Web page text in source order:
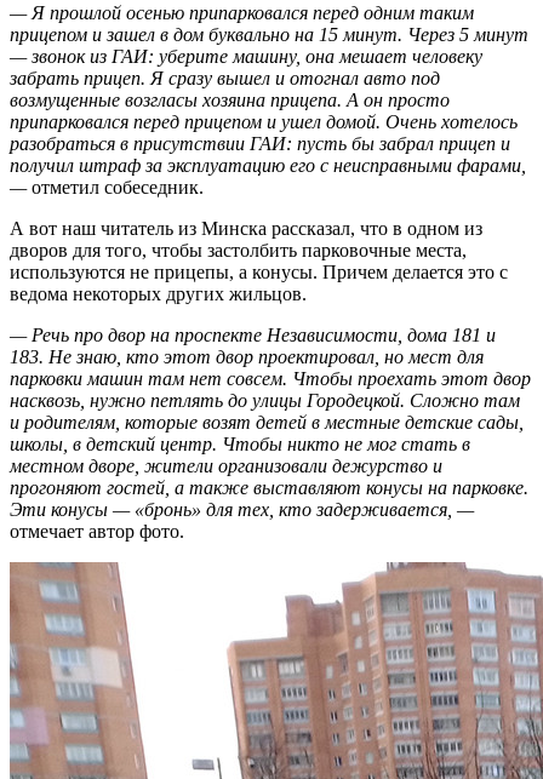
— Я прошлой осенью припарковался перед одним таким
прицепом и зашел в дом буквально на 15 минут. Через 5 минут
— звонок из ГАИ: уберите машину, она мешает человеку
забрать прицеп. Я сразу вышел и отогнал авто под
возмущенные возгласы хозяина прицепа. А он просто
припарковался перед прицепом и ушел домой. Очень хотелось
разобраться в присутствии ГАИ: пусть бы забрал прицеп и
получил штраф за эксплуатацию его с неисправными фарами,
—отметил собеседник.
А вот наш читатель из Минска рассказал, что в одном из
дворов для того, чтобы застолбить парковочные места,
используются не прицепы, а конусы. Причем делается это с
ведома некоторых других жильцов.
— Речь про двор на проспекте Независимости, дома 181 и
183. Не знаю, кто этот двор проектировал, но мест для
парковки машин там нет совсем. Чтобы проехать этот двор
насквозь, нужно петлять до улицы Городецкой. Сложно там
и родителям, которые возят детей в местные детские сады,
школы, в детский центр. Чтобы никто не мог стать в
местном дворе, жители организовали дежурство и
прогоняют гостей, а также выставляют конусы на парковке.
Эти конусы — «бронь» для тех, кто задерживается, —
отмечает автор фото.